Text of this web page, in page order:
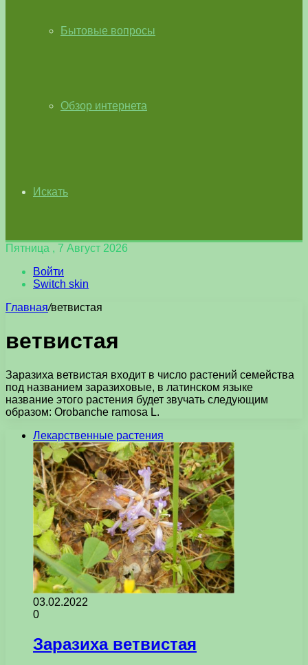
Бытовые вопросы
Обзор интернета
Искать
Пятница , 7 Август 2026
Войти
Switch skin
Главная/ветвистая
ветвистая
Заразиха ветвистая входит в число растений семейства
под названием заразиховые, в латинском языке
название этого растения будет звучать следующим
образом: Orobanche ramosa L.
Лекарственные растения
03.02.2022
0
Заразиха ветвистая